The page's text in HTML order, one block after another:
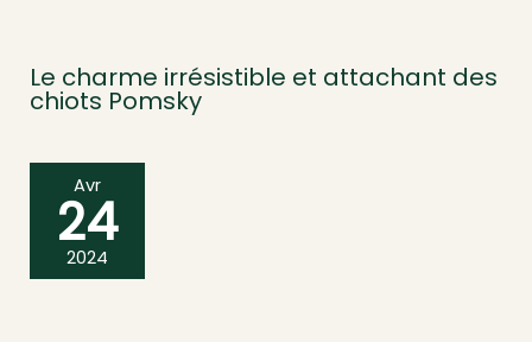
Le charme irrésistible et attachant des
chiots Pomsky
Avr
24
2024